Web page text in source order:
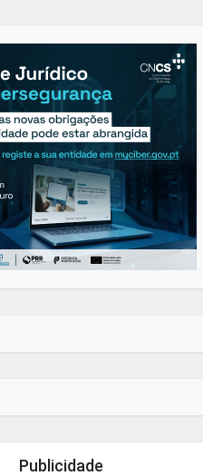
Publicidade